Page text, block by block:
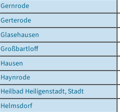
Gernrode
Gerterode
Glasehausen
Großbartloff
Hausen
Haynrode
Heilbad Heiligenstadt, Stadt
Helmsdorf